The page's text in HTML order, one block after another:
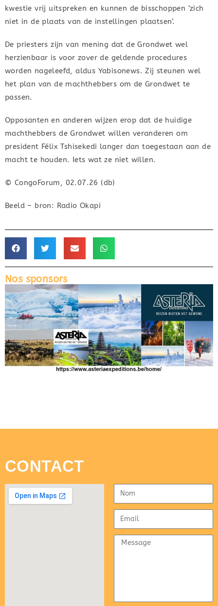
kwestie vrij uitspreken en kunnen de bisschoppen ‘zich
niet in de plaats van de instellingen plaatsen’.
De priesters zijn van mening dat de Grondwet wel
herzienbaar is voor zover de geldende procedures
worden nageleefd, aldus Yabisonews. Zij steunen wel
het plan van de machthebbers om de Grondwet te
passen.
Opposanten en anderen wijzen erop dat de huidige
machthebbers de Grondwet willen veranderen om
president Félix Tshisekedi langer dan toegestaan aan de
macht te houden. Iets wat ze niet willen.
© CongoForum, 02.07.26 (db)
Beeld – bron: Radio Okapi
Nos sponsors
CONTACT